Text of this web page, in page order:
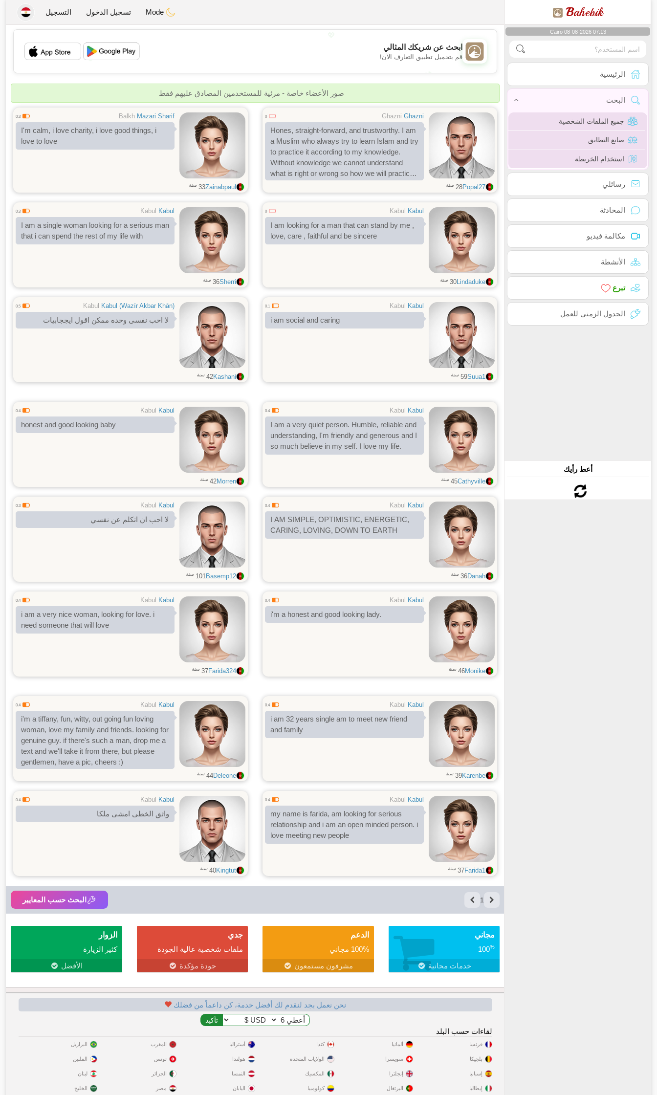
Bahebik تسجيل الدخول التسجيل
Cairo 08-08-2026 07:13
الرئيسية
البحث
جميع الملفات الشخصية
صانع التطابق
استخدام الخريطة
رسائلي
المحادثة
مكالمة فيديو
الأنشطة
تبرع
الجدول الزمني للعمل
أعط رأيك
💖
💕
ابحث عن شريكك المثالي
قم بتحميل تطبيق التعارف الآن!
صور الأعضاء خاصة - مرئية للمستخدمين المصادق عليهم فقط
Ghazni
Ghazni
0
Hones, straight-forward, and trustworthy. I am
a Muslim who always try to learn Islam and try
to practice it according to my knowledge.
Without knowledge we cannot understand
what is right or wrong so how we will practice
Popal27
28 سنة
Mazari Sharif
Balkh
0.3
I'm calm, i love charity, i love good things, i
love to love
Zainabpaul
33 سنة
Kabul
Kabul
0
I am looking for a man that can stand by me ,
love, care , faithful and be sincere
Lindaduke
30 سنة
Kabul
Kabul
0.3
I am a single woman looking for a serious man
that i can spend the rest of my life with
Sherri
36 سنة
Kabul
Kabul
0.1
i am social and caring
Suua1
59 سنة
Kabul (Wazīr Akbar Khān)
Kabul
0.5
لا احب نفسی وحده ممکن اقول ایججابیات
Kashani
42 سنة
Kabul
Kabul
0.4
I am a very quiet person. Humble, reliable and
understanding, I'm friendly and generous and I
so much believe in my self. I love my life.
Cathyville
45 سنة
Kabul
Kabul
0.4
honest and good looking baby
Morren
42 سنة
Kabul
Kabul
0.4
I AM SIMPLE, OPTIMISTIC, ENERGETIC,
CARING, LOVING, DOWN TO EARTH
Danah
36 سنة
Kabul
Kabul
0.3
لا احب ان اتكلم عن نفسي
Basemp12
101 سنة
Kabul
Kabul
0.4
i'm a honest and good looking lady.
Monike
46 سنة
Kabul
Kabul
0.4
i am a very nice woman, looking for love. i
need someone that will love
Farida324
37 سنة
Kabul
Kabul
0.4
i am 32 years single am to meet new friend
and family
Karenbe
39 سنة
Kabul
Kabul
0.4
i'm a tiffany, fun, witty, out going fun loving
woman, love my family and friends. looking for
genuine guy. if there's such a man, drop me a
text and we'll take it from there, but please
gentlemen, have a pic, cheers :)
Deleone
44 سنة
Kabul
Kabul
0.4
my name is farida, am looking for serious
relationship and i am an open minded person. i
love meeting new people
Farida1
37 سنة
Kabul
Kabul
0.4
واثق الخطى امشى ملكا
Kingtut
40 سنة
1 البحث حسب المعايير
مجاني
100%
خدمات مجانية
الدعم
100% مجاني
مشرفون مستمعون
جدي
ملفات شخصية عالية الجودة
جودة مؤكدة
الزوار
كثير الزيارة
الأفضل
نحن نعمل بجد لنقدم لك أفضل خدمة، كن داعماً من فضلك
لقاءات حسب البلد
فرنسا
بلجيكا
إسبانيا
إيطاليا
ألمانيا
سويسرا
إنجلترا
البرتغال
كندا
الولايات المتحدة
المكسيك
كولومبيا
أستراليا
هولندا
النمسا
اليابان
المغرب
تونس
الجزائر
مصر
البرازيل
الفلبين
لبنان
الخليج